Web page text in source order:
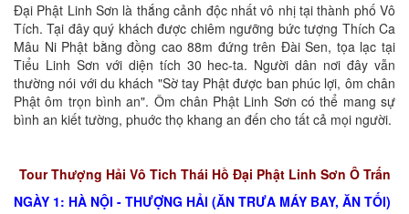
Đại Phật Linh Sơn là thắng cảnh độc nhất vô nhị tại thành phố Vô
Tích. Tại đây quý khách được chiêm ngưỡng bức tượng Thích Ca
Mâu Ni Phật bằng đồng cao 88m đứng trên Đài Sen, tọa lạc tại
Tiểu Linh Sơn với diện tích 30 hec-ta. Người dân nơi đây vẫn
thường nói với du khách "Sờ tay Phật được ban phúc lợi, ôm chân
Phật ôm trọn bình an". Ôm chân Phật Linh Sơn có thể mang sự
bình an kiết tường, phuớc thọ khang an đến cho tất cả mọi người.
Tour Thượng Hải Vô Tich Thái Hồ Đại Phật Linh Sơn Ô Trấn
NGÀY 1: HÀ NỘI - THƯỢNG HẢI (ĂN TRƯA MÁY BAY, ĂN TỐI)